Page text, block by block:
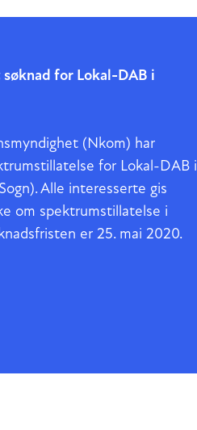
for Lokal-DAB i
(Nkom) har
for Lokal-DAB i
Alle interesserte gis
om spektrumstillatelse i
er 25. mai 2020.